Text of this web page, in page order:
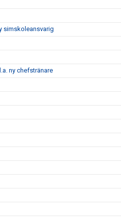
simskoleansvarig
ny chefstränare